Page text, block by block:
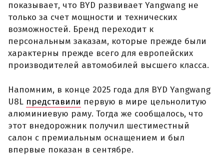
показывает, что BYD развивает Yangwang не
только за счет мощности и технических
возможностей. Бренд переходит к
персональным заказам, которые прежде были
характерны прежде всего для европейских
производителей автомобилей высшего класса.
Напомним, в конце 2025 года для BYD Yangwang
U8L представили первую в мире цельнолитую
алюминиевую раму. Тогда же сообщалось, что
этот внедорожник получил шестиместный
салон с премиальным оснащением и был
впервые показан в сентябре.